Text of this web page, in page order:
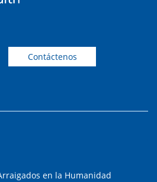
Contáctenos
en la Humanidad